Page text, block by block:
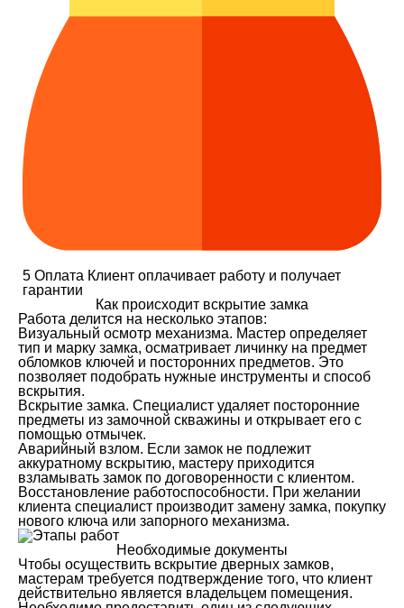
5 Оплата Клиент оплачивает работу и получает
гарантии
Как происходит вскрытие замка
Работа делится на несколько этапов:
Визуальный осмотр механизма. Мастер определяет
тип и марку замка, осматривает личинку на предмет
обломков ключей и посторонних предметов. Это
позволяет подобрать нужные инструменты и способ
вскрытия.
Вскрытие замка. Специалист удаляет посторонние
предметы из замочной скважины и открывает его с
помощью отмычек.
Аварийный взлом. Если замок не подлежит
аккуратному вскрытию, мастеру приходится
взламывать замок по договоренности с клиентом.
Восстановление работоспособности. При желании
клиента специалист производит замену замка, покупку
нового ключа или запорного механизма.
Необходимые документы
Чтобы осуществить вскрытие дверных замков,
мастерам требуется подтверждение того, что клиент
действительно является владельцем помещения.